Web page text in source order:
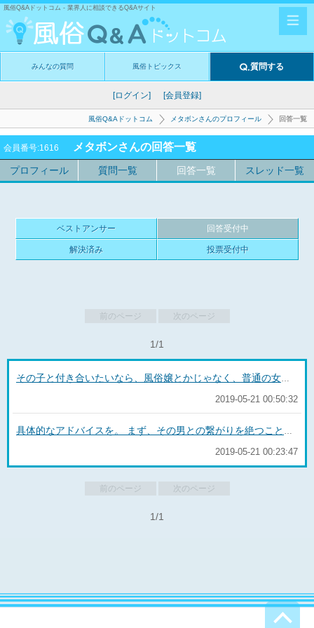
風俗Q&Aドットコム - 業界人に相談できるQ&Aサイト
みんなの質問 風俗トピックス 質問する
[ログイン] [会員登録]
風俗Q&Aドットコム メタボンさんのプロフィール 回答一覧
会員番号:1616 メタボンさんの回答一覧
プロフィール 質問一覧 回答一覧 スレッド一覧
ベストアンサー 回答受付中
解決済み 投票受付中
前のページ 次のページ
1/1
その子と付き合いたいなら、風俗嬢とかじゃなく、普通の女の子として接する。 例え、お客として入っても、エッチせずにひたすら口説くぐらいしてみないと。 それくらいの覚悟がないなら、良客として付き合う程度にしておけばよいだろ。 厳しいが、可能性がゼロじゃないから頑張れよ。 振られたら、また、新しい子さがせよ。
2019-05-21 00:50:32
具体的なアドバイスを。 まず、その男との繋がりを絶つこと。スマホは解約して新しいのを契約、お店にはその客からのコンタクトを禁止してもらう。 とにかく、そんなやつとのプライベートでの接触は全て辞めなさい。 デリヘル続けたければ、他の店に移ってもいい。
2019-05-21 00:23:47
前のページ 次のページ
1/1